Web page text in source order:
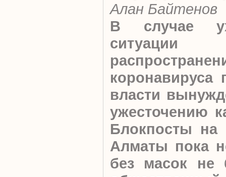
Алан Байтенов
В случае
коронавируса
власти
ужесточению
Блокпосты на
Алматы пока
без масок не